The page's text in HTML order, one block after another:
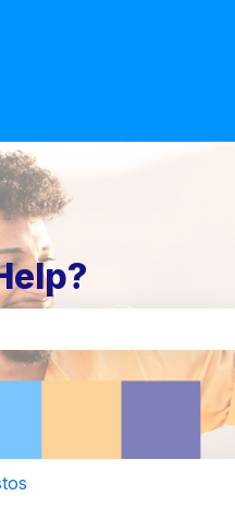
de búsqueda está vacío.